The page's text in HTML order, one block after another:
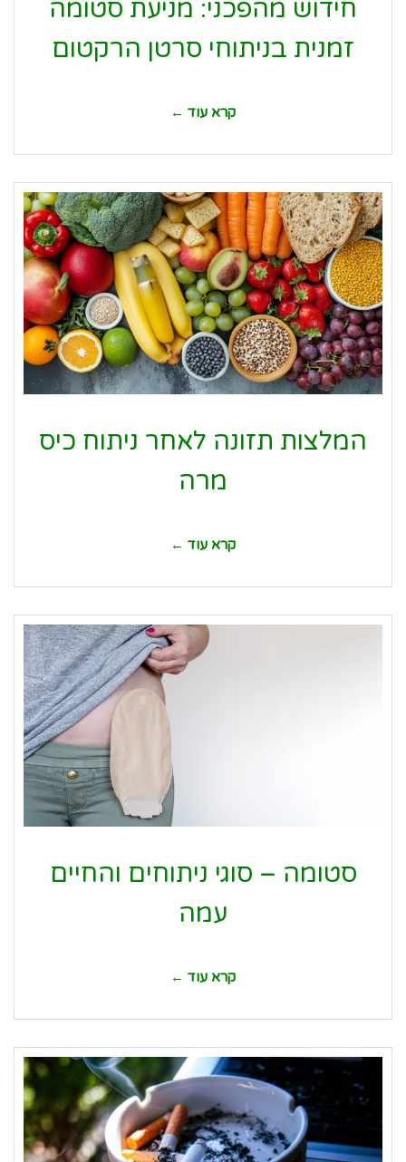
חידוש מהפכני: מניעת סטומה
זמנית בניתוחי סרטן הרקטום
קרא עוד ←
המלצות תזונה לאחר ניתוח כיס
מרה
קרא עוד ←
סטומה – סוגי ניתוחים והחיים
עמה
קרא עוד ←